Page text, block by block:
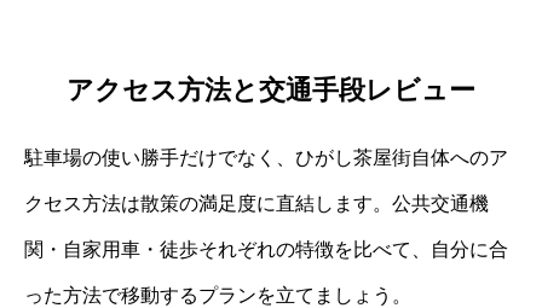
アクセス方法と交通手段レビュー
駐車場の使い勝手だけでなく、ひがし茶屋街自体へのア
クセス方法は散策の満足度に直結します。公共交通機
関・自家用車・徒歩それぞれの特徴を比べて、自分に合
った方法で移動するプランを立てましょう。